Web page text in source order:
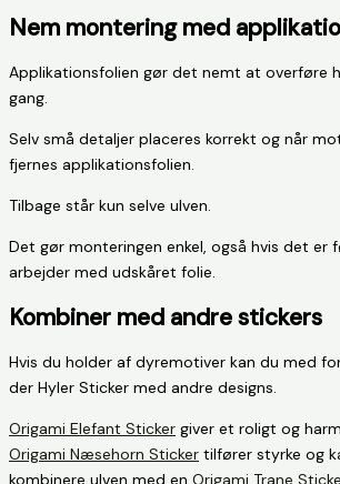
Nem montering med
Applikationsfolien gør det nemt at overføre
gang.
Selv små detaljer placeres korrekt og når
fjernes applikationsfolien.
Tilbage står kun selve ulven.
Det gør monteringen enkel, også hvis det er
arbejder med udskåret folie.
Kombiner med andre stickers
Hvis du holder af dyremotiver kan du med
der Hyler Sticker med andre designs.
Origami Elefant Sticker giver et roligt og
Origami Næsehorn Sticker tilfører styrke og
kombinere ulven med en Origami Trane